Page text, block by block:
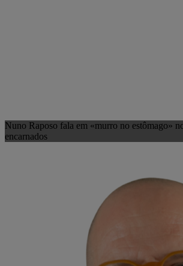
Nuno Raposo fala em «murro no estômago»
encarnados